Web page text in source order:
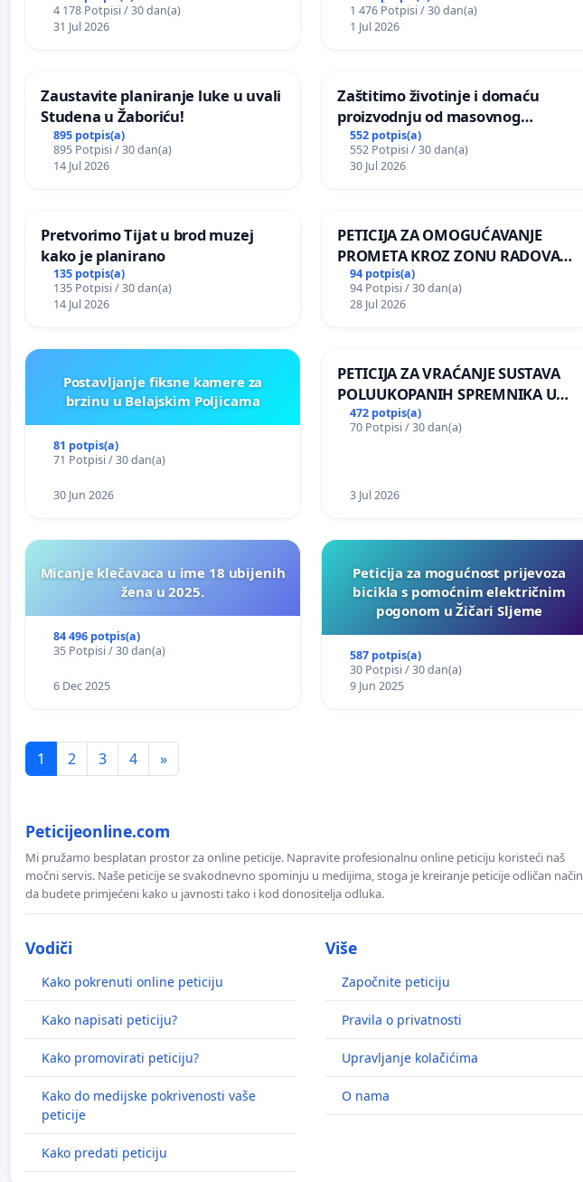
Zoološkom vrtu Grada Zagreba
4 178 Potpisi / 30 dan(a)
31 Jul 2026
javnog događaja „Edin Avdić“ u
Sarajevu
1 476 Potpisi / 30 dan(a)
1 Jul 2026
Zaustavite planiranje luke u uvali
Studena u Žaboriću!
895 potpis(a)
895 Potpisi / 30 dan(a)
14 Jul 2026
Zaštitimo životinje i domaću
proizvodnju od masovnog
uništavanja zbog afričke svinjske
kuge
552 potpis(a)
552 Potpisi / 30 dan(a)
30 Jul 2026
Pretvorimo Tijat u brod muzej
kako je planirano
135 potpis(a)
135 Potpisi / 30 dan(a)
14 Jul 2026
PETICIJA ZA OMOGUĆAVANJE
PROMETA KROZ ZONU RADOVA
ZA STANOVNIKE Mjesnog odbora
Kamensko i Lemić Brdo
94 potpis(a)
94 Potpisi / 30 dan(a)
28 Jul 2026
Postavljanje fiksne kamere za
brzinu u Belajskim Poljicama
81 potpis(a)
71 Potpisi / 30 dan(a)
30 Jun 2026
PETICIJA ZA VRAĆANJE SUSTAVA
POLUUKOPANIH SPREMNIKA U
NASELJU KOLANJSKI GAJAC
472 potpis(a)
70 Potpisi / 30 dan(a)
3 Jul 2026
Micanje klečavaca u ime 18 ubijenih
žena u 2025.
84 496 potpis(a)
35 Potpisi / 30 dan(a)
6 Dec 2025
Peticija za mogućnost prijevoza
bicikla s pomoćnim električnim
pogonom u Žičari Sljeme
587 potpis(a)
30 Potpisi / 30 dan(a)
9 Jun 2025
1 2 3 4 »
Peticijeonline.com
Mi pružamo besplatan prostor za online peticije. Napravite profesionalnu online peticiju koristeći naš
močni servis. Naše peticije se svakodnevno spominju u medijima, stoga je kreiranje peticije odličan način
da budete primjećeni kako u javnosti tako i kod donositelja odluka.
Vodiči
Kako pokrenuti online peticiju
Kako napisati peticiju?
Kako promovirati peticiju?
Kako do medijske pokrivenosti vaše
peticije
Kako predati peticiju
Više
Započnite peticiju
Pravila o privatnosti
Upravljanje kolačićima
O nama